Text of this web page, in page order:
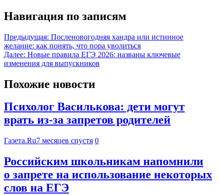
Навигация по записям
Предыдущая: Посленовогодняя хандра или истинное
желание: как понять, что пора уволиться
Далее: Новые правила ЕГЭ 2026: названы ключевые
изменения для выпускников
Похожие новости
Психолог Василькова: дети могут
врать из-за запретов родителей
Газета.Ru7 месяцев спустя 0
Российским школьникам напомнили
о запрете на использование некоторых
слов на ЕГЭ